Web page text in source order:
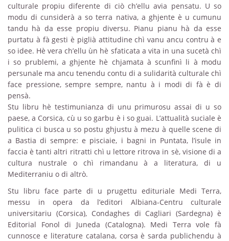
culturale propiu diferente di ciò ch’ellu avia pensatu. U so
modu di cunsiderà a so terra nativa, a ghjente è u cumunu
tandu hà da esse propiu diversu. Pianu pianu hà da esse
purtatu à fà gesti è piglià attitudine chì vanu ancu contru à e
so idee. Hè vera ch’ellu ùn hè sfaticata a vita in una sucetà chì
i so prublemi, a ghjente hè chjamata à scunfinì li à modu
persunale ma ancu tenendu contu di a sulidarità culturale chì
face pressione, sempre sempre, nantu à i modi di fà è di
pensà.
Stu libru hè testimunianza di unu primurosu assai di u so
paese, a Corsica, cù u so garbu è i so guai. L’attualità suciale è
pulitica ci busca u so postu ghjustu à mezu à quelle scene di
a Bastia di sempre: e pisciaie, i bagni in Puntata, l’isule in
faccia è tanti altri ritratti chì u lettore ritrova in sè, visione di a
cultura nustrale o chì rimandanu à a literatura, di u
Mediterraniu o di altrò.
Stu libru face parte di u prugettu edituriale Medi Terra,
messu in opera da l’editori Albiana-Centru culturale
universitariu (Corsica), Condaghes di Cagliari (Sardegna) è
Editorial Fonol di Juneda (Catalogna). Medi Terra vole fà
cunnosce e literature catalana, corsa è sarda publichendu à